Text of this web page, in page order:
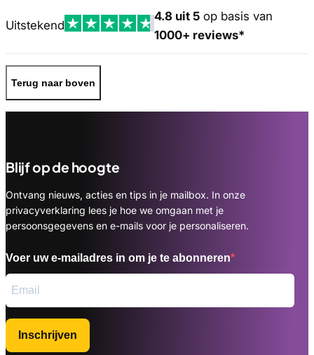
Uitstekend
4.8 uit 5 op basis van
1000+ reviews*
Terug naar boven
Blijf op de hoogte
Ontvang nieuws, acties en tips in je mailbox. In onze
privacyverklaring lees je hoe we omgaan met je
persoonsgegevens en e-mails voor je personaliseren.
Voer uw e-mailadres in om je te abonneren
Inschrijven